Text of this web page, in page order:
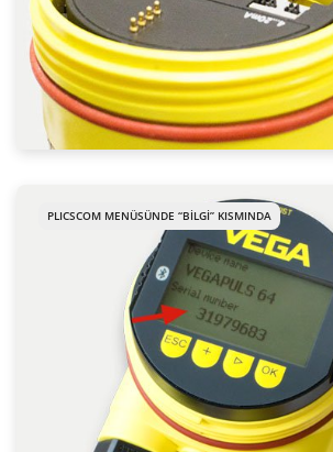
PLICSCOM MENÜSÜNDE “BILGI” KISMINDA